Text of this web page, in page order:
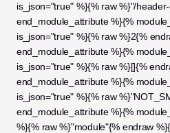
is_json="true" %}{% raw %}"/
end_module_attribute %}{%
is_json="true" %}{% raw %}2{%
end_module_attribute %}{%
is_json="true" %}{% raw %}[]{%
end_module_attribute %}{%
is_json="true" %}{% raw
end_module_attribute %}{%
%}{% raw %}"module"{% endraw